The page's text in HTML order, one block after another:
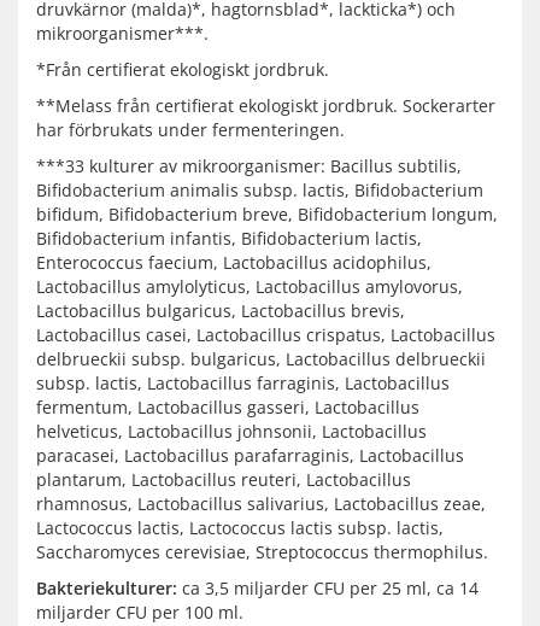
druvkärnor (malda)*, hagtornsblad*, lackticka*) och
mikroorganismer***.
*Från certifierat ekologiskt jordbruk.
**Melass från certifierat ekologiskt jordbruk. Sockerarter
har förbrukats under fermenteringen.
***33 kulturer av mikroorganismer: Bacillus subtilis,
Bifidobacterium animalis subsp. lactis, Bifidobacterium
bifidum, Bifidobacterium breve, Bifidobacterium longum,
Bifidobacterium infantis, Bifidobacterium lactis,
Enterococcus faecium, Lactobacillus acidophilus,
Lactobacillus amylolyticus, Lactobacillus amylovorus,
Lactobacillus bulgaricus, Lactobacillus brevis,
Lactobacillus casei, Lactobacillus crispatus, Lactobacillus
delbrueckii subsp. bulgaricus, Lactobacillus delbrueckii
subsp. lactis, Lactobacillus farraginis, Lactobacillus
fermentum, Lactobacillus gasseri, Lactobacillus
helveticus, Lactobacillus johnsonii, Lactobacillus
paracasei, Lactobacillus parafarraginis, Lactobacillus
plantarum, Lactobacillus reuteri, Lactobacillus
rhamnosus, Lactobacillus salivarius, Lactobacillus zeae,
Lactococcus lactis, Lactococcus lactis subsp. lactis,
Saccharomyces cerevisiae, Streptococcus thermophilus.
Bakteriekulturer: ca 3,5 miljarder CFU per 25 ml, ca 14
miljarder CFU per 100 ml.